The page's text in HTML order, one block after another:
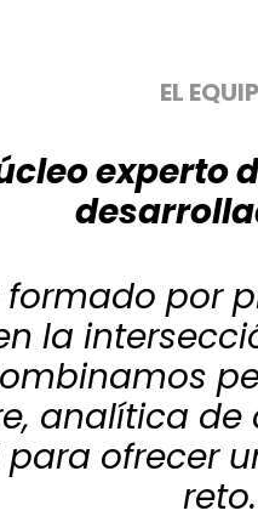
EL
experto
por
la
analítica
ofrecer
reto.